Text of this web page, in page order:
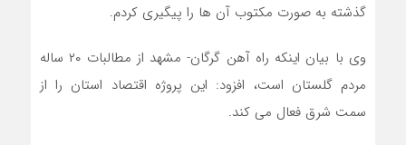
گذشته به صورت مکتوب آن ها را پیگیری کردم.
وی با بیان اینکه راه آهن گرگان- مشهد از مطالبات ۲۰ ساله
مردم گلستان است، افزود: این پروژه اقتصاد استان را از
سمت شرق فعال می کند.